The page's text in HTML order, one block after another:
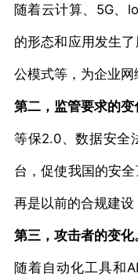
随着云计算、5G、
的形态和应用发生
公模式等，为企业网
第二，监管要求的变
等保2.0、数据安全
台，促使我国的安
再是以前的合规建设
第三，攻击者的变化
随着自动化工具和